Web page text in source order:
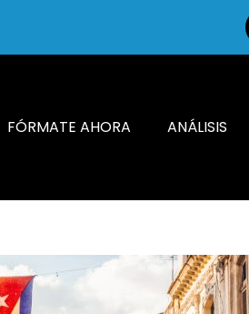
FÓRMATE AHORA ANÁLISIS